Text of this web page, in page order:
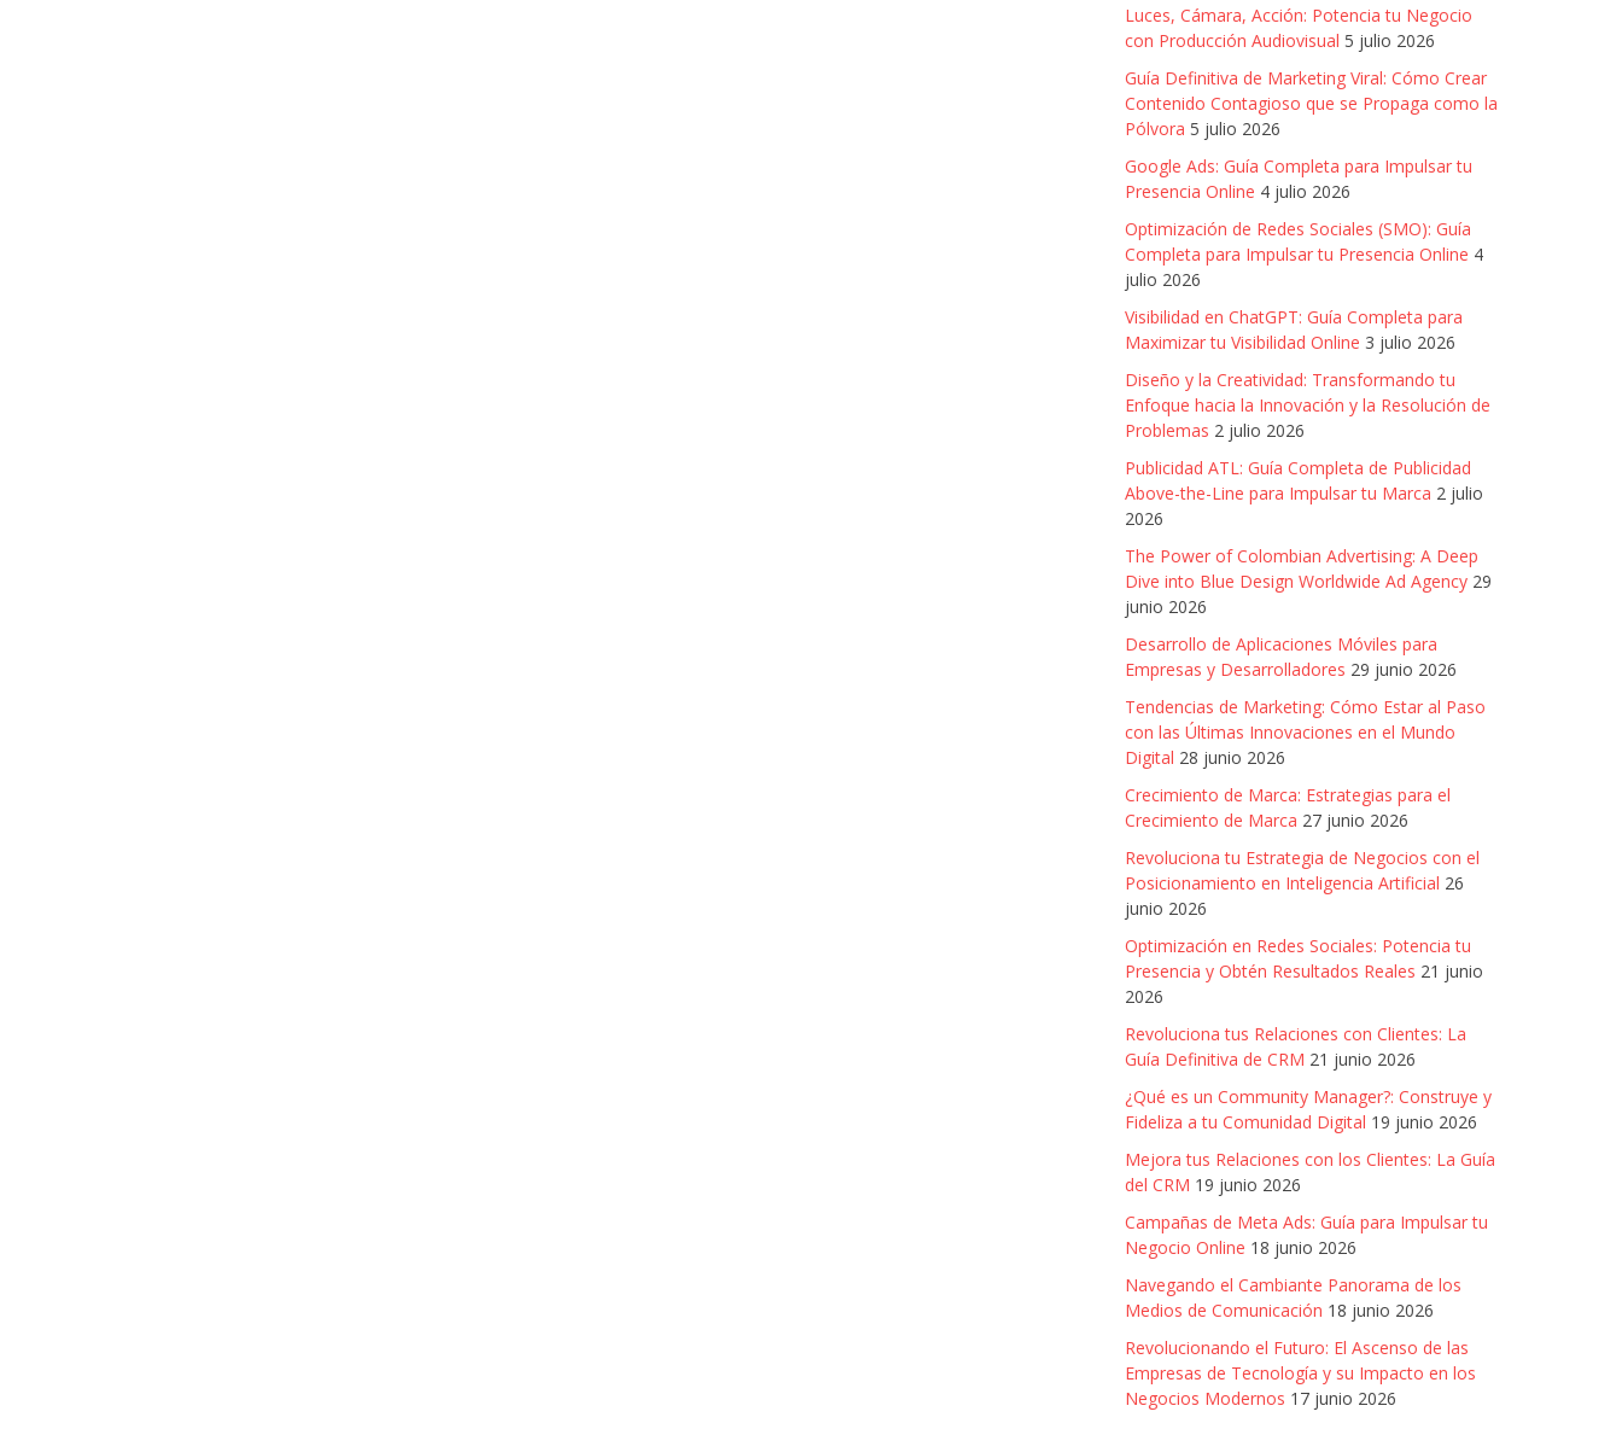
Luces, Cámara, Acción: Potencia tu Negocio
con Producción Audiovisual 5 julio 2026
Guía Definitiva de Marketing Viral: Cómo Crear
Contenido Contagioso que se Propaga como la
Pólvora 5 julio 2026
Google Ads: Guía Completa para Impulsar tu
Presencia Online 4 julio 2026
Optimización de Redes Sociales (SMO): Guía
Completa para Impulsar tu Presencia Online 4
julio 2026
Visibilidad en ChatGPT: Guía Completa para
Maximizar tu Visibilidad Online 3 julio 2026
Diseño y la Creatividad: Transformando tu
Enfoque hacia la Innovación y la Resolución de
Problemas 2 julio 2026
Publicidad ATL: Guía Completa de Publicidad
Above-the-Line para Impulsar tu Marca 2 julio
2026
The Power of Colombian Advertising: A Deep
Dive into Blue Design Worldwide Ad Agency 29
junio 2026
Desarrollo de Aplicaciones Móviles para
Empresas y Desarrolladores 29 junio 2026
Tendencias de Marketing: Cómo Estar al Paso
con las Últimas Innovaciones en el Mundo
Digital 28 junio 2026
Crecimiento de Marca: Estrategias para el
Crecimiento de Marca 27 junio 2026
Revoluciona tu Estrategia de Negocios con el
Posicionamiento en Inteligencia Artificial 26
junio 2026
Optimización en Redes Sociales: Potencia tu
Presencia y Obtén Resultados Reales 21 junio
2026
Revoluciona tus Relaciones con Clientes: La
Guía Definitiva de CRM 21 junio 2026
¿Qué es un Community Manager?: Construye y
Fideliza a tu Comunidad Digital 19 junio 2026
Mejora tus Relaciones con los Clientes: La Guía
del CRM 19 junio 2026
Campañas de Meta Ads: Guía para Impulsar tu
Negocio Online 18 junio 2026
Navegando el Cambiante Panorama de los
Medios de Comunicación 18 junio 2026
Revolucionando el Futuro: El Ascenso de las
Empresas de Tecnología y su Impacto en los
Negocios Modernos 17 junio 2026